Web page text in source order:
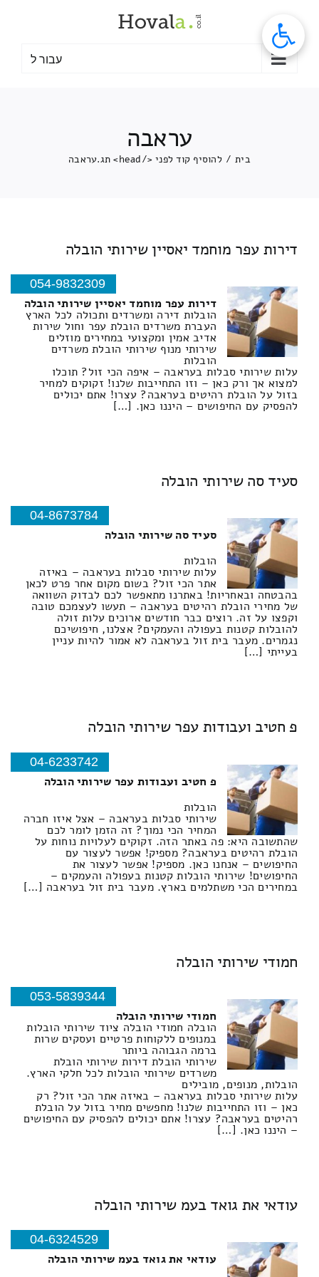
עבור ל
עראבה
בית / להוסיף קוד לפני </head> תג. עראבה
דירות עפר מוחמד יאסיין שירותי הובלה
054-9832309
דירות עפר מוחמד יאסיין שירותי הובלה
הובלות דירה ומשרדים ותכולה לכל הארץ
העברת משרדים הובלת עפר וחול שירות
אדיב אמין ומקצועי במחירים מוזלים
שירותי מנוף שירותי הובלת משרדים
הובלות
עלות שירותי סבלות בעראבה – איפה הכי זול? תוכלו
למצוא אך ורק כאן – וזו התחייבות שלנו! זקוקים למחיר
בזול על הובלת רהיטים בעראבה? עצרו! אתם יכולים
להפסיק עם החיפושים – היננו כאן. […]
סעיד סה שירותי הובלה
04-8673784
סעיד סה שירותי הובלה
הובלות
עלות שירותי סבלות בעראבה – באיזה
אתר הכי זול? בשום מקום אחר פרט לכאן
בהבטחה ובאחריות! באתרנו מתאפשר לכם לבדוק השוואה
של מחירי הובלת רהיטים בעראבה – תעשו לעצמכם טובה
וקפצו על זה. רוצים כבר חודשים ארוכים עלות זולה
להובלות קטנות בעפולה והעמקים? אצלנו, חיפושיכם
נגמרים. מעבר בית זול בעראבה לא אמור להיות עניין
בעייתי […]
פ חטיב ועבודות עפר שירותי הובלה
04-6233742
פ חטיב ועבודות עפר שירותי הובלה
הובלות
שירותי סבלות בעראבה – אצל איזו חברה
המחיר הכי נמוך? זה הזמן לומר לכם
שהתשובה היא: פה באתר הזה. זקוקים לעלויות נוחות על
הובלת רהיטים בעראבה? מספיק! אפשר לעצור עם
החיפושים – אנחנו כאן. מספיק! אפשר לעצור את
החיפושים! שירותי הובלות קטנות בעפולה והעמקים –
במחירים הכי משתלמים בארץ. מעבר בית זול בעראבה […]
חמודי שירותי הובלה
053-5839344
חמודי שירותי הובלה
הובלה חמודי הובלה ציוד שירותי הובלות
במנופים ללקוחות פרטיים ועסקים שרות
ברמה הגבוהה ביותר
שירותי הובלת דירות שירותי הובלת
משרדים שירותי הובלות לכל חלקי הארץ.
הובלות, מנופים, מובילים
עלות שירותי סבלות בעראבה – באיזה אתר הכי זול? רק
כאן – וזו התחייבות שלנו! מחפשים מחיר בזול על הובלת
רהיטים בעראבה? עצרו! אתם יכולים להפסיק עם החיפושים
– היננו כאן. […]
עודאי את גואד בעמ שירותי הובלה
04-6324529
עודאי את גואד בעמ שירותי הובלה